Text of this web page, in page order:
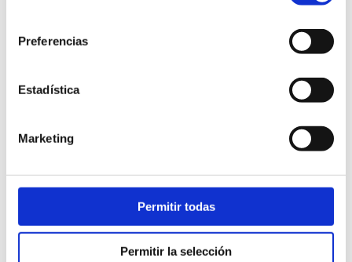
Preferencias
Estadística
Marketing
Permitir todas
Permitir la selección
Síguenos en Redes Sociales